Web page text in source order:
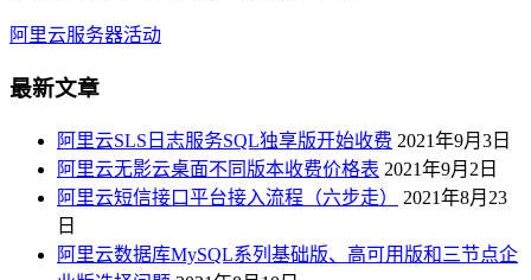
阿里云服务器活动
最新文章
阿里云SLS日志服务SQL独享版开始收费 2021年9月3日
阿里云无影云桌面不同版本收费价格表 2021年9月2日
阿里云短信接口平台接入流程（六步走）
2021年8月23
日
阿里云数据库MySQL系列基础版、高可用版和三节点企